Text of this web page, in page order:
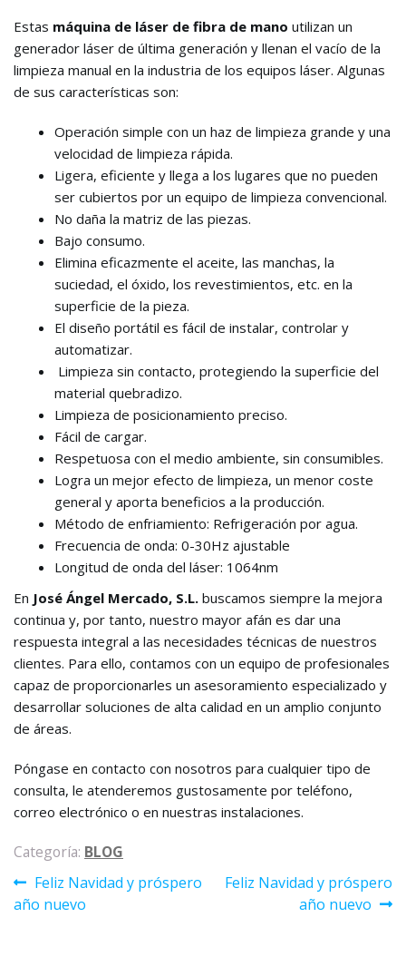
Estas máquina de láser de fibra de mano utilizan un
generador láser de última generación y llenan el vacío de la
limpieza manual en la industria de los equipos láser. Algunas
de sus características son:
Operación simple con un haz de limpieza grande y una
velocidad de limpieza rápida.
Ligera, eficiente y llega a los lugares que no pueden
ser cubiertos por un equipo de limpieza convencional.
No daña la matriz de las piezas.
Bajo consumo.
Elimina eficazmente el aceite, las manchas, la
suciedad, el óxido, los revestimientos, etc. en la
superficie de la pieza.
El diseño portátil es fácil de instalar, controlar y
automatizar.
Limpieza sin contacto, protegiendo la superficie del
material quebradizo.
Limpieza de posicionamiento preciso.
Fácil de cargar.
Respetuosa con el medio ambiente, sin consumibles.
Logra un mejor efecto de limpieza, un menor coste
general y aporta beneficios a la producción.
Método de enfriamiento: Refrigeración por agua.
Frecuencia de onda: 0-30Hz ajustable
Longitud de onda del láser: 1064nm
En José Ángel Mercado, S.L. buscamos siempre la mejora
continua y, por tanto, nuestro mayor afán es dar una
respuesta integral a las necesidades técnicas de nuestros
clientes. Para ello, contamos con un equipo de profesionales
capaz de proporcionarles un asesoramiento especializado y
desarrollar soluciones de alta calidad en un amplio conjunto
de áreas.
Póngase en contacto con nosotros para cualquier tipo de
consulta, le atenderemos gustosamente por teléfono,
correo electrónico o en nuestras instalaciones.
Categoría: BLOG
Navegación
de
Anterior:
Feliz Navidad y próspero
año nuevo
Siguiente:
Feliz Navidad y próspero
año nuevo